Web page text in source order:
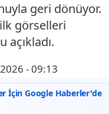
geri dönüyor.
görselleri
açıkladı.
- 09:13
İçin Google Haberler'de